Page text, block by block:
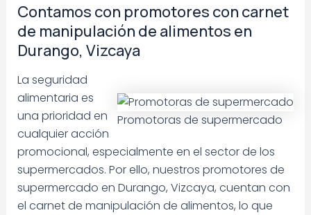
Contamos con promotores con carnet
de manipulación de alimentos en
Durango, Vizcaya
Promotoras de supermercado
La seguridad
alimentaria es
una prioridad en
cualquier acción
promocional, especialmente en el sector de los
supermercados. Por ello, nuestros promotores de
supermercado en Durango, Vizcaya, cuentan con
el carnet de manipulación de alimentos, lo que